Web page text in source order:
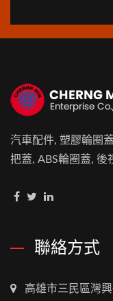
汽車配件, 塑膠輪圈
把蓋, ABS輪圈蓋, 後
聯絡方式
高雄市三民區灣